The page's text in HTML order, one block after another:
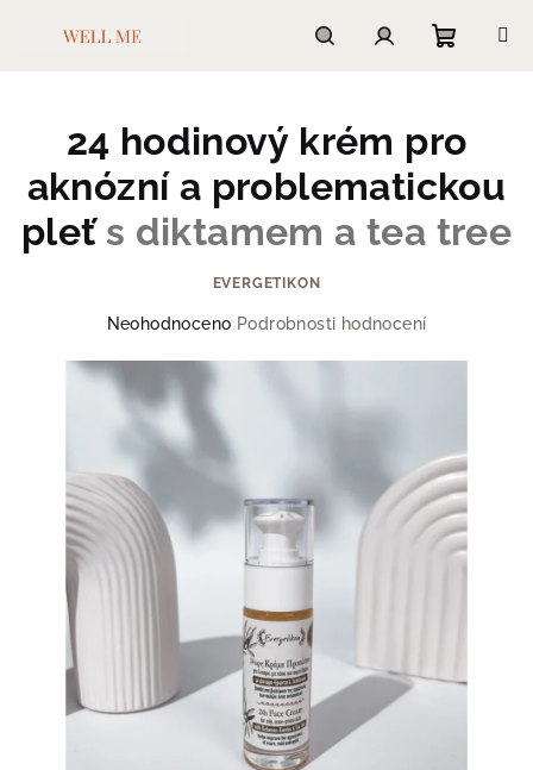
košík
24 hodinový krém pro
aknózní a problematickou
pleťs diktamem a tea tree
EVERGETIKON
produktu
hvězdiček.
Neohodnoceno Podrobnosti hodnocení